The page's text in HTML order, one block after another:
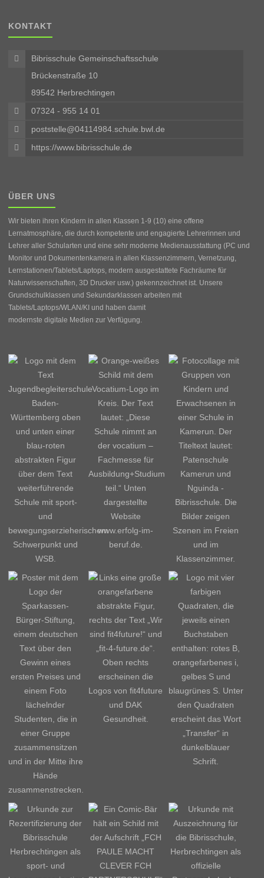
KONTAKT
Bibrisschule Gemeinschaftsschule
Brückenstraße 10
89542 Herbrechtingen
07324 - 955 14 01
poststelle@04114984.schule.bwl.de
https://www.bibrisschule.de
ÜBER UNS
Wir bieten ihren Kindern in allen Klassen 1-9 (10) eine offene
Lernatmosphäre, die durch kompetente und engagierte Lehrerinnen und
Lehrer aller Schularten und eine sehr moderne Medienausstattung (PC und
Monitor und Dokumentenkamera in allen Klassenzimmern, Vernetzung,
Lernstationen/Tablets/Laptops, modern ausgestattete Fachräume für
Naturwissenschaften, 3D Drucker usw.) gekennzeichnet ist. Unsere
Grundschulklassen und Sekundarklassen arbeiten mit
Tablets/Laptops/WLAN/KI und haben damit
modernste digitale Medien zur Verfügung.